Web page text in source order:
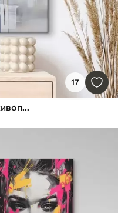
17
Сучасна абстракція, що імітує живопис